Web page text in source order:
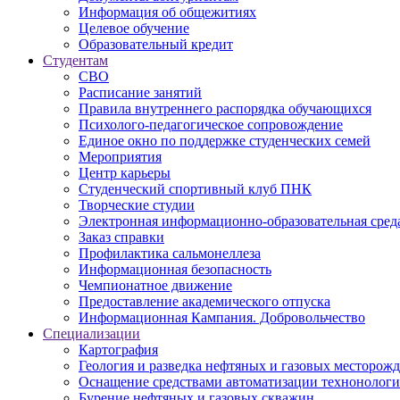
Информация об общежитиях
Целевое обучение
Образовательный кредит
Студентам
СВО
Расписание занятий
Правила внутреннего распорядка обучающихся
Психолого-педагогическое сопровождение
Единое окно по поддержке студенческих семей
Мероприятия
Центр карьеры
Студенческий спортивный клуб ПНК
Творческие студии
Электронная информационно-образовательная
Заказ справки
Профилактика сальмонеллеза
Информационная безопасность
Чемпионатное движение
Предоставление академического отпуска
Информационная Кампания. Добровольчество
Специализации
Картография
Геология и разведка нефтяных и газовых
Оснащение средствами автоматизации